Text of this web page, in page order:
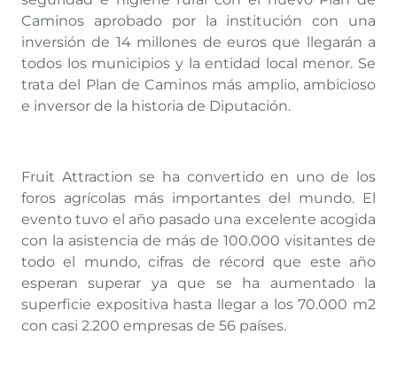
Caminos aprobado por la institución con una
inversión de 14 millones de euros que llegarán a
todos los municipios y la entidad local menor. Se
trata del Plan de Caminos más amplio, ambicioso
e inversor de la historia de Diputación.
Fruit Attraction se ha convertido en uno de los
foros agrícolas más importantes del mundo. El
evento tuvo el año pasado una excelente acogida
con la asistencia de más de 100.000 visitantes de
todo el mundo, cifras de récord que este año
esperan superar ya que se ha aumentado la
superficie expositiva hasta llegar a los 70.000 m2
con casi 2.200 empresas de 56 países.